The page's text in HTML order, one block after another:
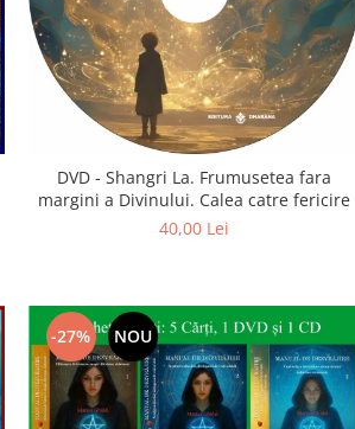
DVD - Shangri La. Frumusetea fara
margini a Divinului. Calea catre fericire
40,00 Lei
-27% NOU